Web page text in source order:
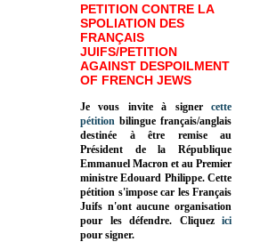
PETITION CONTRE LA
SPOLIATION DES
FRANÇAIS
JUIFS/PETITION
AGAINST DESPOILMENT
OF FRENCH JEWS
Je vous invite à signer cette
pétition bilingue français/anglais
destinée à être remise au
Président de la République
Emmanuel Macron et au Premier
ministre Edouard Philippe. Cette
pétition s'impose car les Français
Juifs n'ont aucune organisation
pour les défendre. Cliquez
ici
pour signer.